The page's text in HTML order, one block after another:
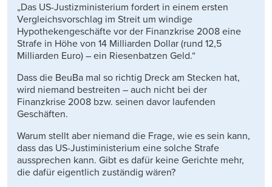
„Das US-Justizministerium fordert in einem ersten
Vergleichsvorschlag im Streit um windige
Hypothekengeschäfte vor der Finanzkrise 2008 eine
Strafe in Höhe von 14 Milliarden Dollar (rund 12,5
Milliarden Euro) – ein Riesenbatzen Geld.“
Dass die BeuBa mal so richtig Dreck am Stecken hat,
wird niemand bestreiten – auch nicht bei der
Finanzkrise 2008 bzw. seinen davor laufenden
Geschäften.
Warum stellt aber niemand die Frage, wie es sein kann,
dass das US-Justiministerium eine solche Strafe
aussprechen kann. Gibt es dafür keine Gerichte mehr,
die dafür eigentlich zuständig wären?